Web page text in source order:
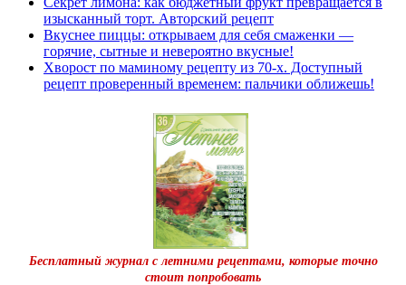
изысканный торт. Авторский рецепт
Вкуснее пиццы: открываем для себя смаженки —
горячие, сытные и невероятно вкусные!
Хворост по маминому рецепту из 70-х. Доступный
рецепт проверенный временем: пальчики оближешь!
Бесплатный журнал с летними рецептами, которые точно
стоит попробовать